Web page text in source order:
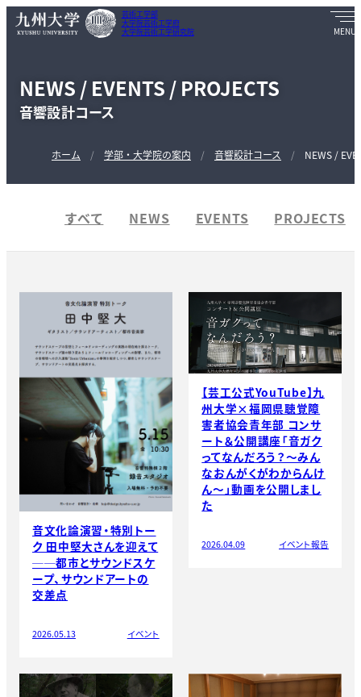
芸術工学部
大学院芸術工学府
大学院芸術工学研究院
NEWS / EVENTS / PROJECTS
音響設計コース
ホーム 学部・大学院の案内 音響設計コース NEWS /
すべて NEWS EVENTS PROJECTS
音文化論演習・特別トー
ク 田中堅大さんを迎えて
──都市とサウンドスケ
ープ、サウンドアートの
交差点
2026.05.13 イベント
【芸工公式YouTube】九
州大学×福岡県聴覚障
害者協会青年部 コンサ
ート＆公開講座「音ガク
ってなんだろう？～みん
なおんがくがわからんけ
ん～」動画を公開しまし
た
2026.04.09 イベント報告